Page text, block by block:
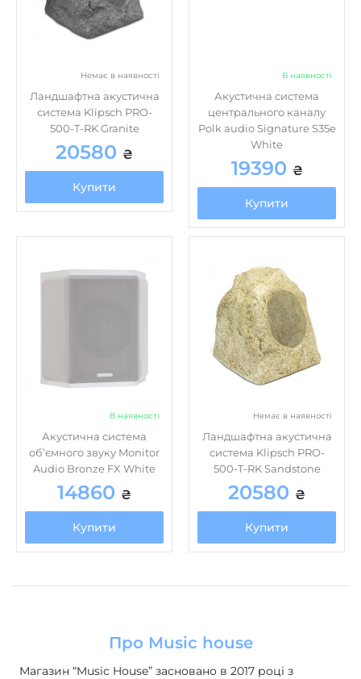
Ландшафтна акустична
500-T-RK Granite
20580₴
Купити
Акустична система
Polk audio Signature S35e
White
19390
Купити
Акустична система
Audio Bronze FX White
14860 ₴
Купити
Ландшафтна акустична
500-T-RK Sandstone
20580₴
Купити
Магазин “Music House” засновано в 2017 році з
метою створення унікального простору для